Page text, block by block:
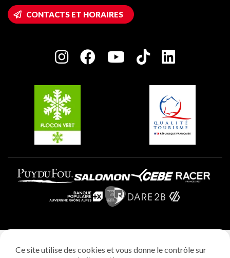
Accès Wifi
Maison des Propriétaires
Charte des Acteurs Engagés
Plagne 1800
Plagne Villages
Plagne Aime 2000
CONTACTS ET HORAIRES
Ce site utilise des cookies et vous donne le contrôle sur